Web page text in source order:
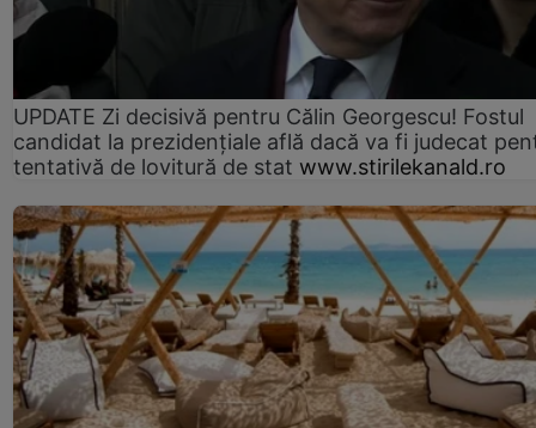
UPDATE Zi decisivă pentru Călin Georgescu! Fostul
candidat la prezidențiale află dacă va fi judecat
tentativă de lovitură de stat www.stirilekanald.ro